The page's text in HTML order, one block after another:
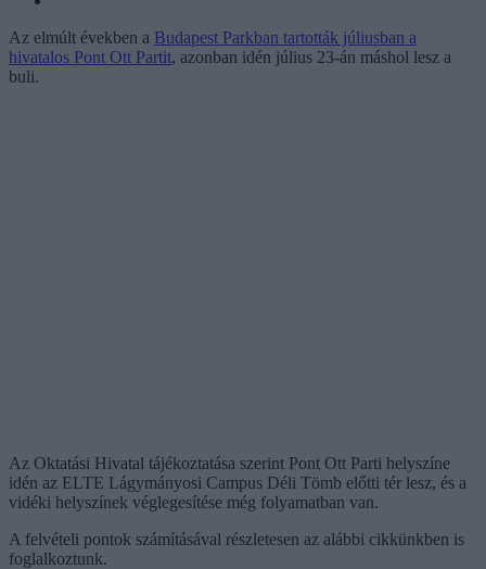
Az elmúlt években a Budapest Parkban tartották júliusban a
hivatalos Pont Ott Partit, azonban idén július 23-án máshol lesz a
buli.
Az Oktatási Hivatal tájékoztatása szerint Pont Ott Parti helyszíne
idén az ELTE Lágymányosi Campus Déli Tömb előtti tér lesz, és a
vidéki helyszínek véglegesítése még folyamatban van.
A felvételi pontok számításával részletesen az alábbi cikkünkben is
foglalkoztunk.